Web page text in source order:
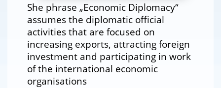
She phrase „Economic Diplomacy“
assumes the diplomatic official
activities that are focused on
increasing exports, attracting foreign
investment and participating in work
of the international economic
organisations